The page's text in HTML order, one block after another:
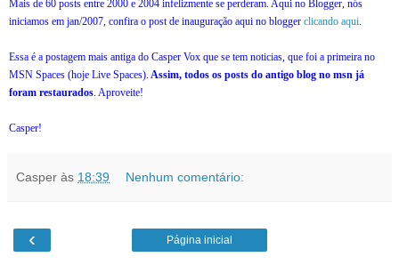
Mais de 60 posts entre 2000 e 2004 infelizmente se perderam. Aqui no Blogger, nós
iniciamos em jan/2007, confira o post de inauguração aqui no blogger clicando aqui.
Essa é a postagem mais antiga do Casper Vox que se tem noticias, que foi a primeira no
MSN Spaces (hoje Live Spaces). Assim, todos os posts do antigo blog no msn já
foram restaurados. Aproveite!
Casper!
Casper às 18:39 Nenhum comentário:
‹ Página inicial